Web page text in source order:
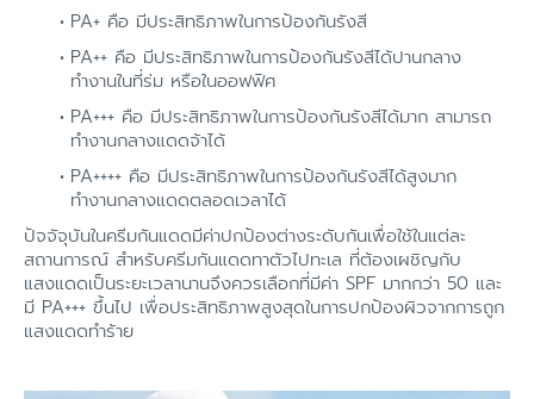
PA+ คือ มีประสิทธิภาพในการป้องกันรังสี
PA++ คือ มีประสิทธิภาพในการป้องกันรังสีได้ปานกลาง
ทำงานในที่ร่ม หรือในออฟฟิศ
PA+++ คือ มีประสิทธิภาพในการป้องกันรังสีได้มาก สามารถ
ทำงานกลางแดดจ้าได้
PA++++ คือ มีประสิทธิภาพในการป้องกันรังสีได้สูงมาก
ทำงานกลางแดดตลอดเวลาได้
ปัจจัจุบันในครีมกันแดดมีค่าปกป้องต่างระดับกันเพื่อใช้ในแต่ละ
สถานการณ์ สำหรับครีมกันแดดทาตัวไปทะเล ที่ต้องเผชิญกับ
แสงแดดเป็นระยะเวลานานจึงควรเลือกที่มีค่า SPF มากกว่า 50 และ
มี PA+++ ขึ้นไป เพื่อประสิทธิภาพสูงสุดในการปกป้องผิวจากการถูก
แสงแดดทำร้าย